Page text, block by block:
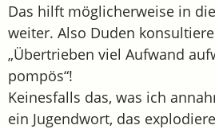
Das hilft möglicherweise in
weiter. Also Duden
„Übertrieben viel Aufwand
pompös“!
Keinesfalls das, was ich
ein Jugendwort, das